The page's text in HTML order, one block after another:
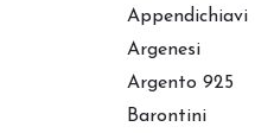
Appendichiavi
Argenesi
Argento 925
Barontini